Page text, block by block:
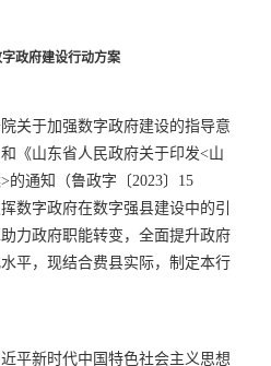
政府建设行动方案
关于加强数字政府建设的指导意
《山东省人民政府关于印发<山
的通知（鲁政字〔2023〕15
数字政府在数字强县建设中的引
力政府职能转变，全面提升政府
平，现结合费县实际，制定本行
平新时代中国特色社会主义思想